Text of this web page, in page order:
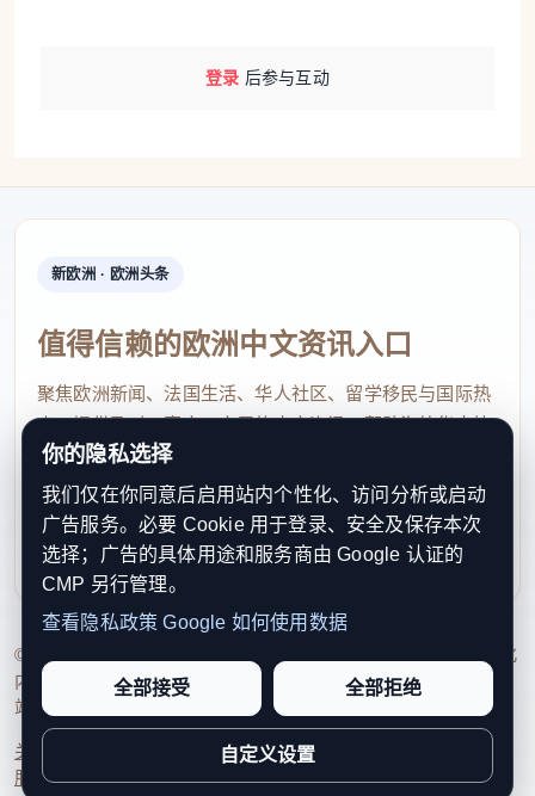
登录 后参与互动
新欧洲 · 欧洲头条
值得信赖的欧洲中文资讯入口
聚焦欧洲新闻、法国生活、华人社区、留学移民与国际热
点，提供及时、真实、实用的中文资讯，帮助海外华人快
速了解欧洲动态。
contact@xinouzhou.com
服务支持、版权与合作：工作日优先处理站务、投稿与权
利通知
© 2026 新欧洲·欧洲头条. All Rights Reserved. 本网站持续优化
内容透明度、联系方式与用户权利说明，以提升品牌信任感和
站点完整度。
关于我们 编辑规范日期归档隐私政策
服务条款联系我们
你的隐私选择
我们仅在你同意后启用站内个性化、访问分析或启动
广告服务。必要 Cookie 用于登录、安全及保存本次
选择；广告的具体用途和服务商由 Google 认证的
CMP 另行管理。
查看隐私政策 Google 如何使用数据
全部接受 全部拒绝
自定义设置